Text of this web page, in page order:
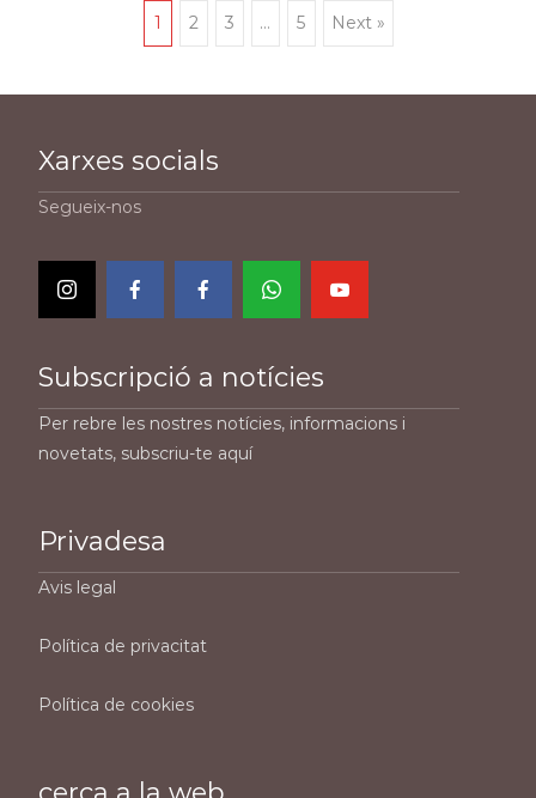
Posts
navigation
1 2 3 … 5 Next »
Xarxes socials
Segueix-nos
Subscripció a notícies
Per rebre les nostres notícies, informacions i
novetats, subscriu-te aquí
Privadesa
Avis legal
Política de privacitat
Política de cookies